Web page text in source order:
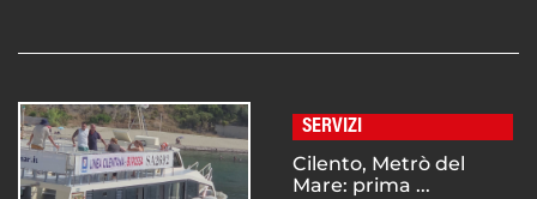
SERVIZI
Cilento, Metrò del
Mare: prima ...